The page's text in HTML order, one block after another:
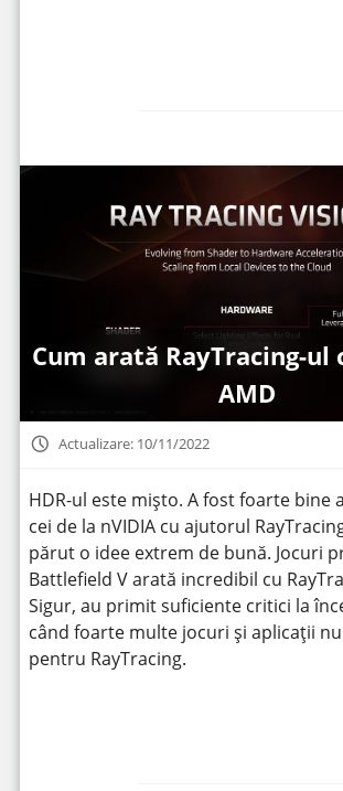
Cum arată RayTracing-ul
AMD
Actualizare: 10/11/2022
HDR-ul este mișto. A fost foarte bine
cei de la nVIDIA cu ajutorul
părut o idee extrem de bună. Jocuri
Battlefield V arată incredibil cu
Sigur, au primit suficiente critici la
când foarte multe jocuri și aplicații
pentru RayTracing.